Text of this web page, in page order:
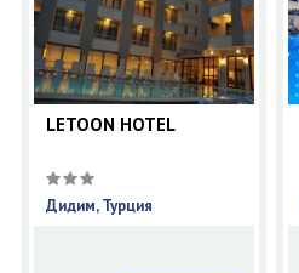
LETOON HOTEL
Дидим, Турция